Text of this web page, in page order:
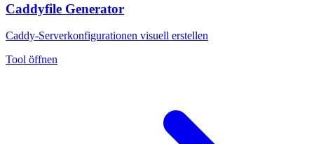
Caddyfile Generator
Caddy-Serverkonfigurationen visuell erstellen
Tool öffnen